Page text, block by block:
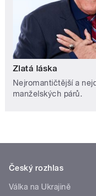
Zlatá láska
Nejromantičtější a
manželských párů.
Český rozhlas
Válka na Ukrajině